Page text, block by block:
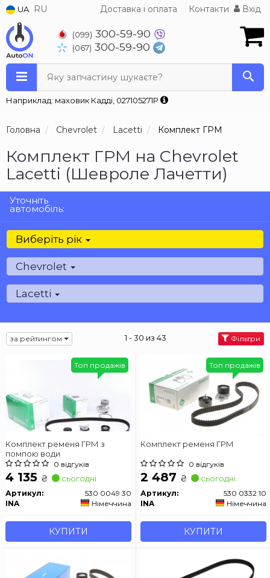
UA RU Доставка і оплата Контакти Вхід
(099) 300-59-90
(067) 300-59-90
Яку запчастину шукаєте?
Наприклад: маховик Кадді, 027105271P
Головна Chevrolet Lacetti Комплект ГРМ
Комплект ГРМ на Chevrolet
Lacetti (Шевроле Лачетти)
Уточніть
автомобіль:
Виберіть рік
Chevrolet
Lacetti
за рейтингом 1 - 30 из 43 Фільтри
Комплект ременя ГРМ з
помпою води
0 відгуків
4 135 ₴ сьогодні
Артикул:
530 0049 30
INA
Німеччина
КУПИТИ
Топ продажів
Комплект ременя ГРМ
0 відгуків
2 487 ₴ сьогодні
Артикул:
530 0332 10
INA
Німеччина
КУПИТИ
Топ продажів